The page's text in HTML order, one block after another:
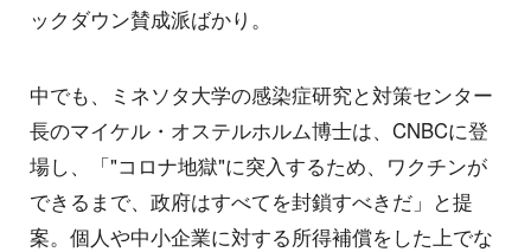
ックダウン賛成派ばかり。
中でも、ミネソタ大学の感染症研究と対策センター
長のマイケル・オステルホルム博士は、CNBCに登
場し、「"コロナ地獄"に突入するため、ワクチンが
できるまで、政府はすべてを封鎖すべきだ」と提
案。個人や中小企業に対する所得補償をした上でな